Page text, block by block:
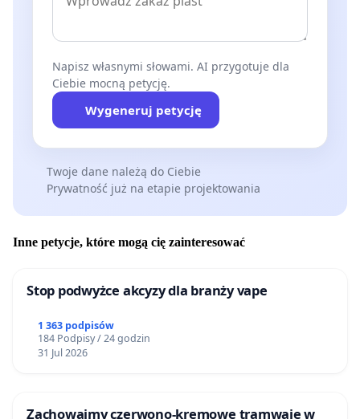
Napisz własnymi słowami. AI przygotuje dla
Ciebie mocną petycję.
Wygeneruj petycję
Twoje dane należą do Ciebie
Prywatność już na etapie projektowania
Inne petycje, które mogą cię zainteresować
Stop podwyżce akcyzy dla branży vape
1 363 podpisów
184 Podpisy / 24 godzin
31 Jul 2026
Zachowajmy czerwono-kremowe tramwaje w